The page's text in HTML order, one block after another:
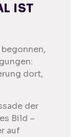
IST
dort,
der
Bild –
auf